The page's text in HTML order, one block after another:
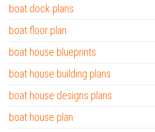
boat dock plans
boat floor plan
boat house blueprints
boat house building plans
boat house designs plans
boat house plan